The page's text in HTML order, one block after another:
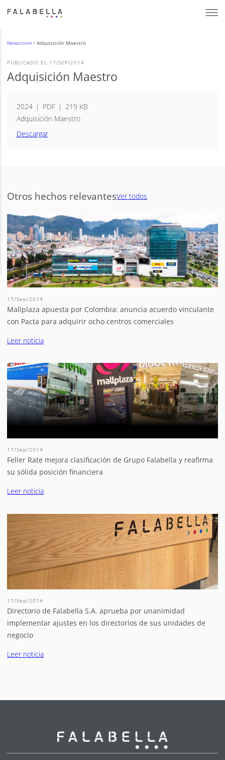
Newsroom/Adquisición Maestro
PUBLICADO EL 17/SEP/2014
Adquisición Maestro
2024 PDF
219 KB
Adquisición Maestro
Descargar
Otros hechos relevantesVer todos
17/Sep/2014
Mallplaza apuesta por Colombia: anuncia acuerdo vinculante
con Pacta para adquirir ocho centros comerciales
Leer noticia
17/Sep/2014
Feller Rate mejora clasificación de Grupo Falabella y reafirma
su sólida posición financiera
Leer noticia
17/Sep/2014
Directorio de Falabella S.A. aprueba por unanimidad
implementar ajustes en los directorios de sus unidades de
negocio
Leer noticia